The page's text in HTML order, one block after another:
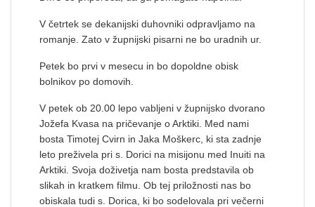
V četrtek se dekanijski duhovniki odpravljamo na
romanje. Zato v župnijski pisarni ne bo uradnih ur.
Petek bo prvi v mesecu in bo dopoldne obisk
bolnikov po domovih.
V petek ob 20.00 lepo vabljeni v župnijsko dvorano
Jožefa Kvasa na pričevanje o Arktiki. Med nami
bosta Timotej Cvirn in Jaka Moškerc, ki sta zadnje
leto preživela pri s. Dorici na misijonu med Inuiti na
Arktiki. Svoja doživetja nam bosta predstavila ob
slikah in kratkem filmu. Ob tej priložnosti nas bo
obiskala tudi s. Dorica, ki bo sodelovala pri večerni